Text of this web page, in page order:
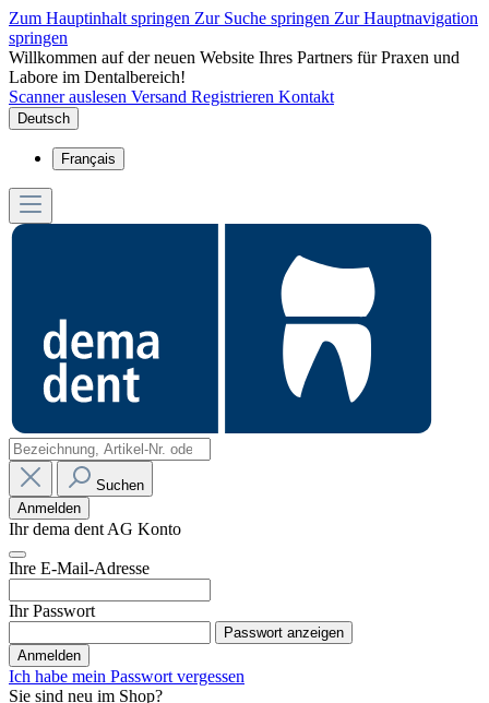
Zum Hauptinhalt springen Zur Suche springen Zur Hauptnavigation
springen
Willkommen auf der neuen Website Ihres Partners für Praxen und
Labore im Dentalbereich!
Scanner auslesen Versand Registrieren Kontakt
Deutsch
Français
Suchen
Anmelden
Ihr dema dent AG Konto
Ihre E-Mail-Adresse
Ihr Passwort
Passwort anzeigen
Anmelden
Ich habe mein Passwort vergessen
Sie sind neu im Shop?